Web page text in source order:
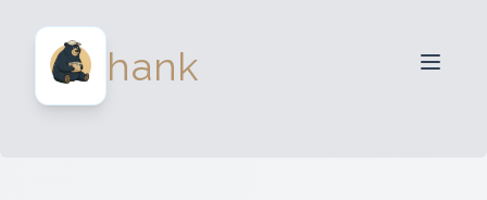
hankPer acquirenti